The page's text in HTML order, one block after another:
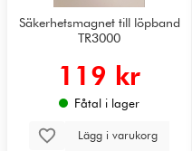
Säkerhetsmagnet till löpband
TR3000
119 kr
Fåtal i lager
Lägg i varukorg